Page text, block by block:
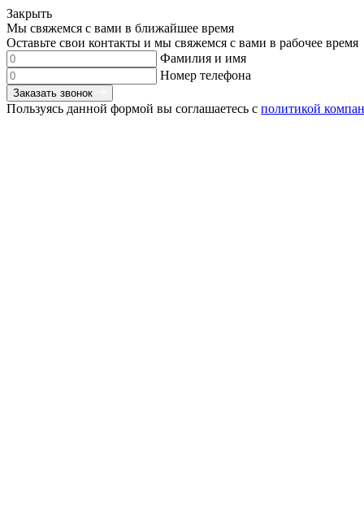
Закрыть
Мы свяжемся с вами в ближайшее время
Оставьте свои контакты и мы свяжемся с вами в рабочее время
Фамилия и имя
Номер телефона
Заказать звонок
Пользуясь данной формой вы соглашаетесь с политикой